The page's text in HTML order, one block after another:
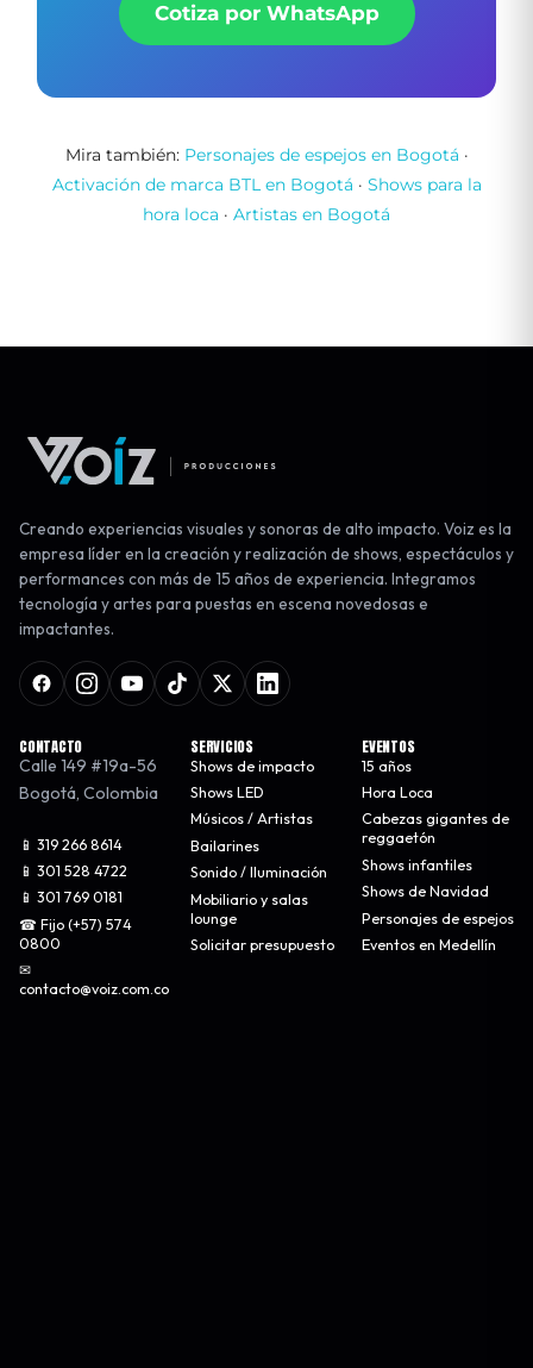
Cotiza por WhatsApp
Mira también: Personajes de espejos en Bogotá ·
Activación de marca BTL en Bogotá · Shows para la
hora loca · Artistas en Bogotá
Creando experiencias visuales y sonoras de alto impacto. Voiz es la
empresa líder en la creación y realización de shows, espectáculos y
performances con más de 15 años de experiencia. Integramos
tecnología y artes para puestas en escena novedosas e
impactantes.
CONTACTO
Calle 149 #19a-56
Bogotá, Colombia
📱 319 266 8614
📱 301 528 4722
📱 301 769 0181
☎ Fijo (+57) 574
0800
✉
contacto@voiz.com.co
SERVICIOS
Shows de impacto
Shows LED
Músicos / Artistas
Bailarines
Sonido / Iluminación
Mobiliario y salas
lounge
Solicitar presupuesto
EVENTOS
15 años
Hora Loca
Cabezas gigantes de
reggaetón
Shows infantiles
Shows de Navidad
Personajes de espejos
Eventos en Medellín